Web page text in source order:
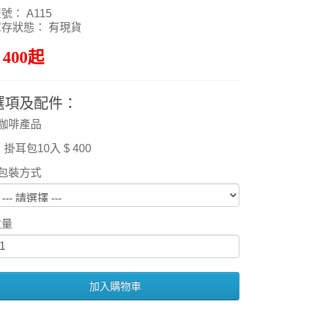
： A115
狀態： 有現貨
起
項及配件：
啡產品
掛耳包10入 $ 400
裝方式
加入購物車